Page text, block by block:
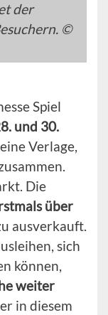
der
©
Spiel
und 30.
Verlage,
Die
über
ausverkauft.
sich
können,
weiter
in diesem